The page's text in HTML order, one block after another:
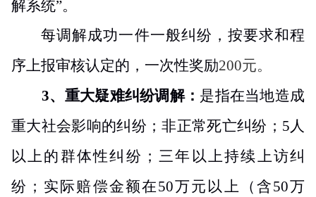
解系统”。
每调解成功一件一般纠纷，按要求和程
序上报审核认定的，一次性奖励200元。
3、 重大疑难纠纷调解： 是指在当地造成
重大社会影响的纠纷；非正常死亡纠纷； 5人
以上的 群体性纠纷； 三年以上持续上访纠
纷； 实际赔偿金额在50万元以上 （含50万